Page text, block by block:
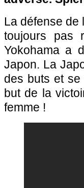
La défense de
toujours pas
Yokohama a
Japon. La
des buts et
but de la
femme !